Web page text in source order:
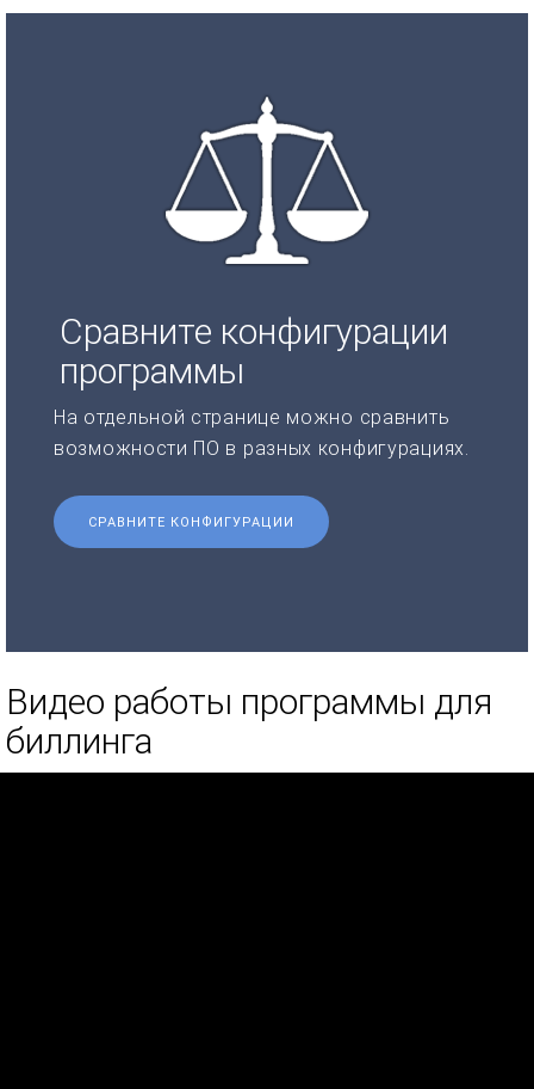
Сравните конфигурации
программы
На отдельной странице можно сравнить
возможности ПО в разных конфигурациях.
СРАВНИТЕ КОНФИГУРАЦИИ
Видео работы программы для
биллинга